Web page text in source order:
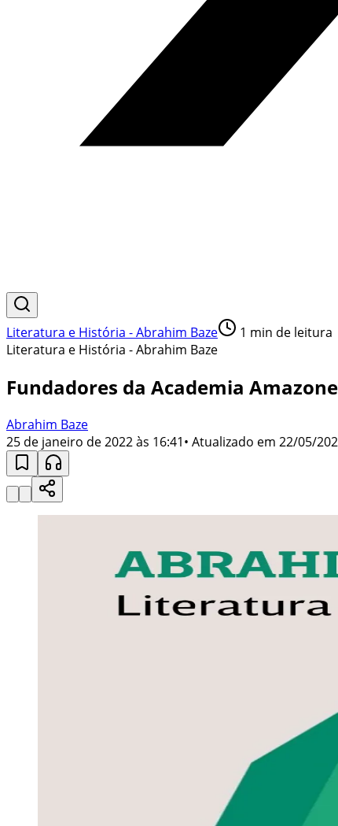
Literatura e História - Abrahim Baze 1 min de leitura
Literatura e História - Abrahim Baze
Fundadores da Academia
Abrahim Baze
25 de janeiro de 2022 às 16:41• Atualizado em 22/05/